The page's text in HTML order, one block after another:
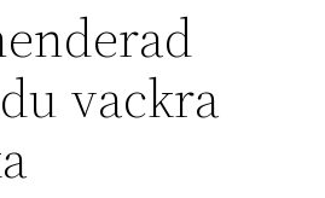
vackra